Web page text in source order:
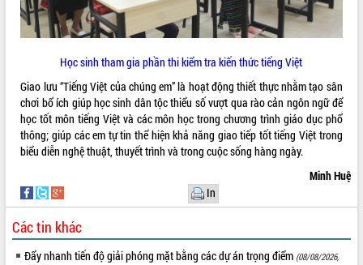
Bàn giải pháp tháo gỡ khó khăn trong
xuất khẩu sầu riêng và triển khai quy
định EUDR
Thứ trưởng Bộ Nông nghiệp và Môi
trường Nguyễn Hoàng Hiệp khảo sát
vùng trồng và doanh nghiệp đóng gói
sầu riêng tại Đắk Lắk
Trình diễn nghệ thuật chế biến các
món ăn từ sầu riêng
tiến đầu tư tỉnh
Ngành cá ngừ Đắk Lắk chủ động thích
ứng để giữ vững thị trường xuất khẩu
Diễn đàn Kinh tế tư nhân Việt Nam đột
phá cơ chế - Hợp tác công tư
Học sinh tham gia phần thi kiểm tra kiến thức tiếng Việt
Giao lưu “Tiếng Việt của chúng em” là hoạt động thiết thực nhằm tạo sân
chơi bổ ích giúp học sinh dân tộc thiểu số vượt qua rào cản ngôn ngữ để
học tốt môn tiếng Việt và các môn học trong chương trình giáo dục phổ
thông; giúp các em tự tin thể hiện khả năng giao tiếp tốt tiếng Việt trong
biểu diễn nghệ thuật, thuyết trình và trong cuộc sống hàng ngày.
Minh Huệ
In
Các tin khác
Đẩy nhanh tiến độ giải phóng mặt bằng các dự án trọng điểm (08/08/2026,